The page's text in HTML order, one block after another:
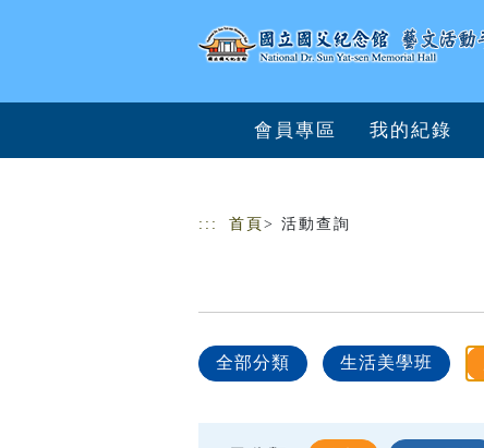
會員專區 我的紀錄
::: 首頁 > 活動查詢
全部分類 生活美學班